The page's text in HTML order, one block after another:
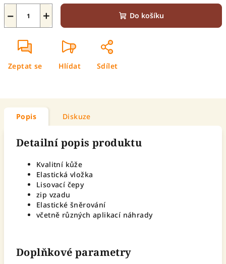
+
− Do košíku
Zeptat se Hlídat Sdílet
Popis Diskuze
Detailní popis produktu
Kvalitní kůže
Elastická vložka
Lisovací čepy
zip vzadu
Elastické šněrování
včetně různých aplikací náhrady
Doplňkové parametry